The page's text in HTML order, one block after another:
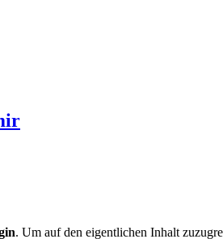
. Um auf den eigentlichen Inhalt